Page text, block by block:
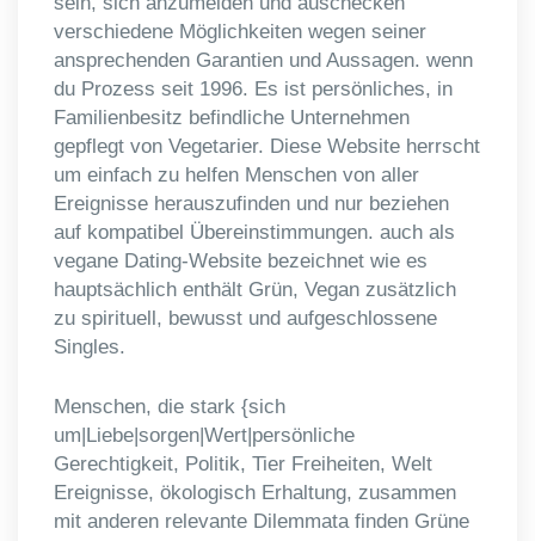
verschiedene Möglichkeiten wegen seiner
ansprechenden Garantien und Aussagen. wenn
du Prozess seit 1996. Es ist persönliches, in
Familienbesitz befindliche Unternehmen
gepflegt von Vegetarier. Diese Website herrscht
um einfach zu helfen Menschen von aller
Ereignisse herauszufinden und nur beziehen
auf kompatibel Übereinstimmungen. auch als
vegane Dating-Website bezeichnet wie es
hauptsächlich enthält Grün, Vegan zusätzlich
zu spirituell, bewusst und aufgeschlossene
Singles.
Menschen, die stark {sich
um|Liebe|sorgen|Wert|persönliche
Gerechtigkeit, Politik, Tier Freiheiten, Welt
Ereignisse, ökologisch Erhaltung, zusammen
mit anderen relevante Dilemmata finden Grüne